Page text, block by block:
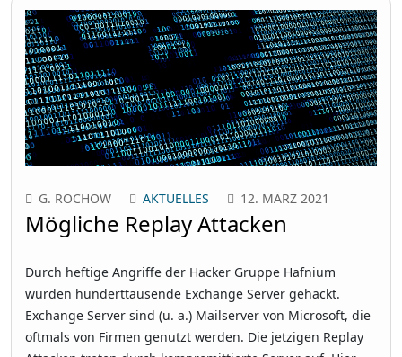
G. ROCHOW AKTUELLES 12. MÄRZ 2021
Mögliche Replay Attacken
Durch heftige Angriffe der Hacker Gruppe Hafnium
wurden hunderttausende Exchange Server gehackt.
Exchange Server sind (u. a.) Mailserver von Microsoft, die
oftmals von Firmen genutzt werden. Die jetzigen Replay